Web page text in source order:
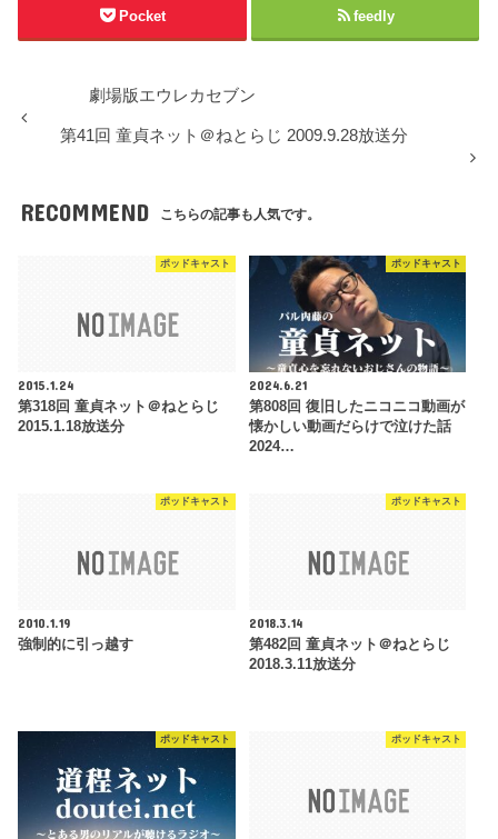
Pocket feedly
劇場版エウレカセブン
第41回 童貞ネット＠ねとらじ 2009.9.28放送分
RECOMMEND こちらの記事も人気です。
ポッドキャスト
2015.1.24
第318回 童貞ネット＠ねとらじ
2015.1.18放送分
ポッドキャスト
2024.6.21
第808回 復旧したニコニコ動画が
懐かしい動画だらけで泣けた話
2024…
ポッドキャスト
2010.1.19
強制的に引っ越す
ポッドキャスト
2018.3.14
第482回 童貞ネット＠ねとらじ
2018.3.11放送分
ポッドキャスト ポッドキャスト